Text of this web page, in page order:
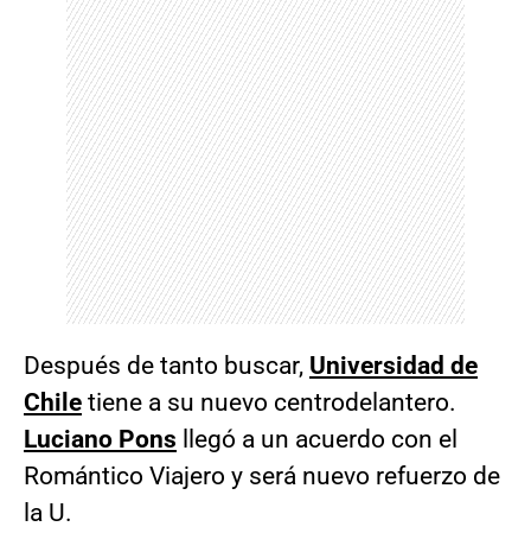
Después de tanto buscar, Universidad de
Chile tiene a su nuevo centrodelantero.
Luciano Pons llegó a un acuerdo con el
Romántico Viajero y será nuevo refuerzo de
la U.